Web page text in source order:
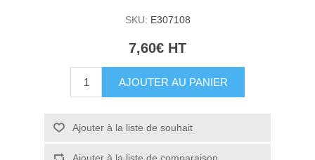
SKU: E307108
7,60€ HT
AJOUTER AU PANIER
Ajouter à la liste de souhait
Ajouter à la liste de comparaison